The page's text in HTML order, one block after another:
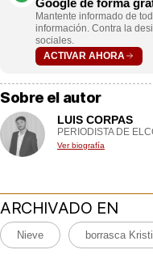
Mantente informado de
información. Contra la
sociales.
ACTIVAR AHORA
Sobre el autor
LUIS CORPAS
PERIODISTA DE
Ver biografía
ARCHIVADO EN
Nieve borrasca